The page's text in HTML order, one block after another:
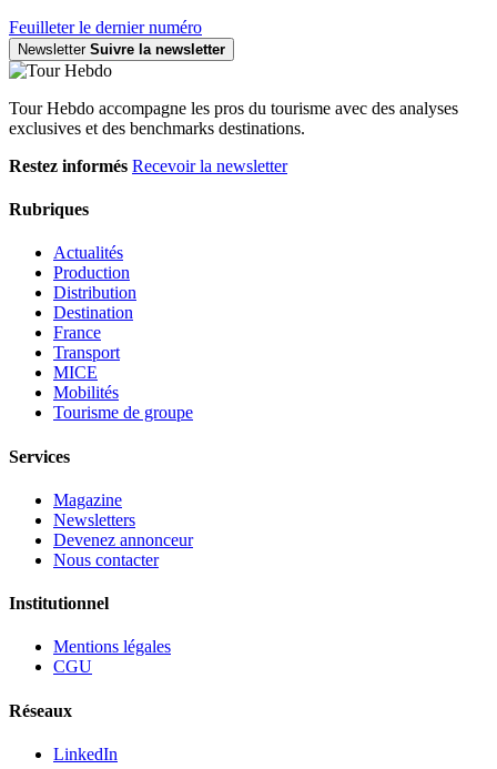
Feuilleter le dernier numéro
Newsletter Suivre la newsletter
Tour Hebdo accompagne les pros du tourisme avec des analyses
exclusives et des benchmarks destinations.
Restez informés Recevoir la newsletter
Rubriques
Actualités
Production
Distribution
Destination
France
Transport
MICE
Mobilités
Tourisme de groupe
Services
Magazine
Newsletters
Devenez annonceur
Nous contacter
Institutionnel
Mentions légales
CGU
Réseaux
LinkedIn